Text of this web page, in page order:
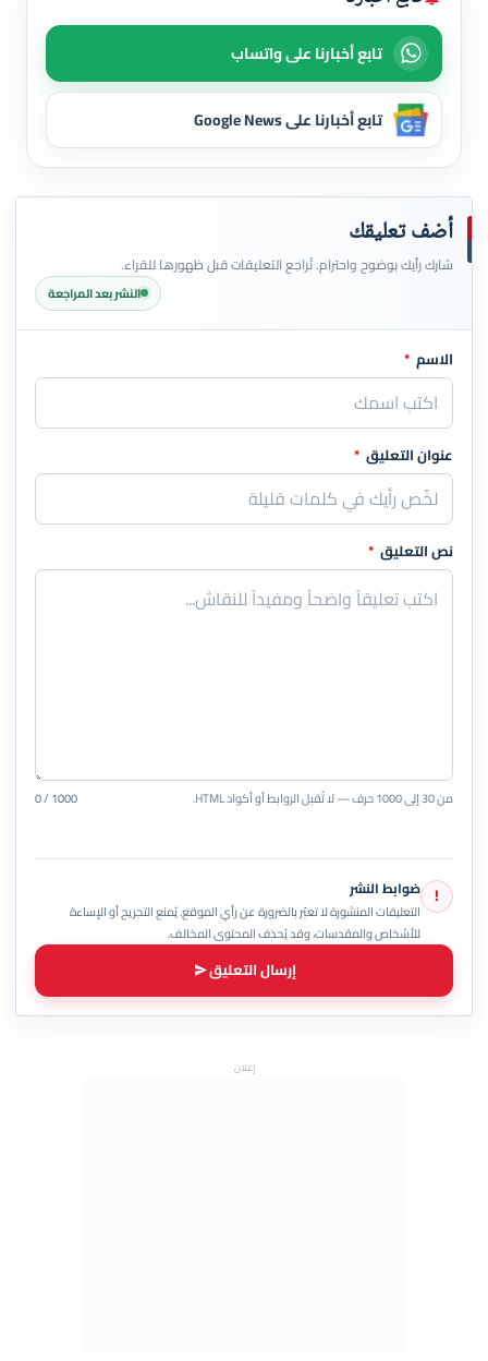
تابع أخبارنا على واتساب
تابع أخبارنا على Google News
أضف تعليقك
شارك رأيك بوضوح واحترام. تُراجع التعليقات قبل ظهورها للقراء.
النشر بعد المراجعة
اترك هذا الحقل فارغاً
الاسم *
عنوان التعليق *
نص التعليق *
من 30 إلى 1000 حرف — لا تُقبل الروابط أو أكواد HTML. 0 / 1000
! ضوابط النشر
التعليقات المنشورة لا تعبّر بالضرورة عن رأي الموقع. يُمنع التجريح أو الإساءة
للأشخاص والمقدسات، وقد يُحذف المحتوى المخالف.
إرسال التعليق
إعلان